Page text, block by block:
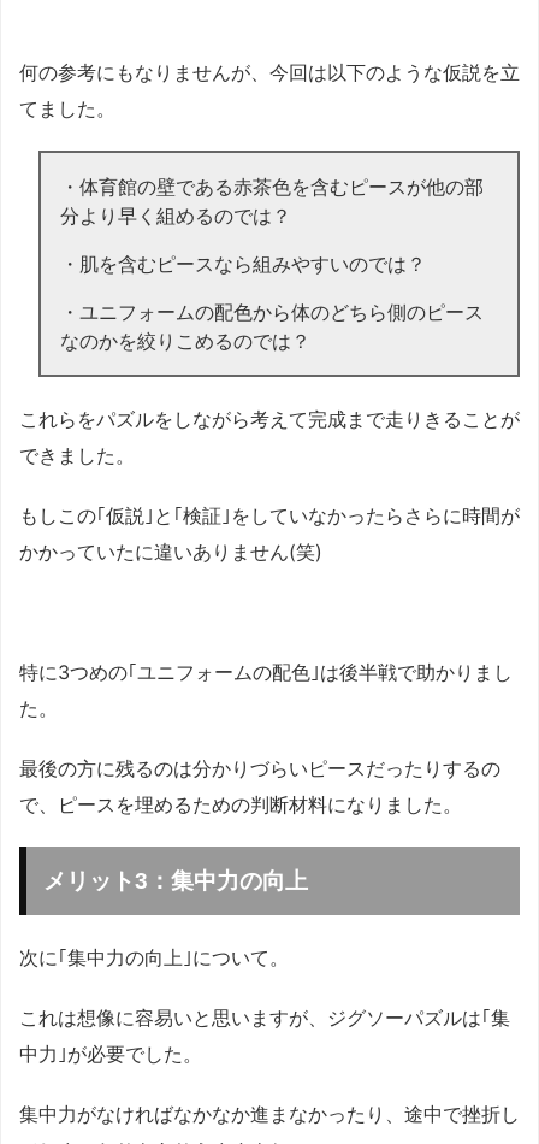
何の参考にもなりませんが、今回は以下のような仮説を立
てました。
・体育館の壁である赤茶色を含むピースが他の部
分より早く組めるのでは？
・肌を含むピースなら組みやすいのでは？
・ユニフォームの配色から体のどちら側のピース
なのかを絞りこめるのでは？
これらをパズルをしながら考えて完成まで走りきることが
できました。
もしこの｢仮説｣と｢検証｣をしていなかったらさらに時間が
かかっていたに違いありません(笑)
特に3つめの｢ユニフォームの配色｣は後半戦で助かりまし
た。
最後の方に残るのは分かりづらいピースだったりするの
で、ピースを埋めるための判断材料になりました。
メリット3：集中力の向上
次に｢集中力の向上｣について。
これは想像に容易いと思いますが、ジグソーパズルは｢集
中力｣が必要でした。
集中力がなければなかなか進まなかったり、途中で挫折し